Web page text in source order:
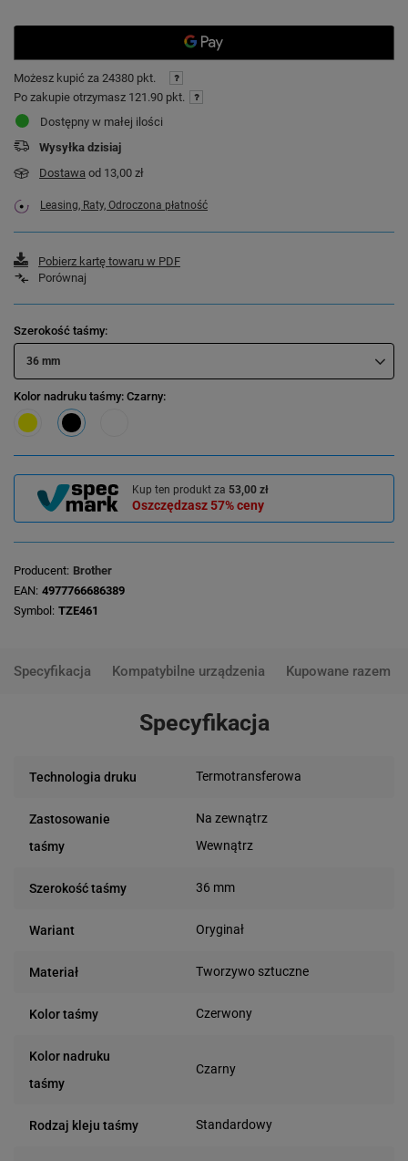
Możesz kupić za 24380 pkt.
Po zakupie otrzymasz 121.90 pkt.
Dostępny w małej ilości
Wysyłka dzisiaj
Dostawa od 13,00 zł
Leasing, Raty, Odroczona płatność
Pobierz kartę towaru w PDF
Porównaj
Szerokość taśmy
36 mm
Kolor nadruku taśmy: Czarny
Kup ten produkt za 53,00 zł
Oszczędzasz57%ceny
Producent Brother
EAN 4977766686389
Symbol TZE461
Specyfikacja Kompatybilne urządzenia Kupowane razem
Specyfikacja
Technologia druku Termotransferowa
Zastosowanie
taśmy
Na zewnątrz
Wewnątrz
Szerokość taśmy 36 mm
Wariant Oryginał
Materiał Tworzywo sztuczne
Kolor taśmy Czerwony
Kolor nadruku
taśmy
Czarny
Rodzaj kleju taśmy Standardowy